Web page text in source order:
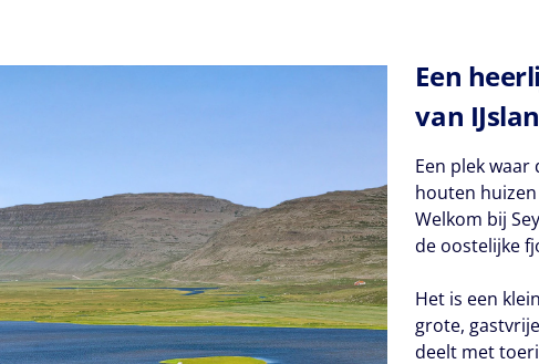
Een
van
Een plek waar
houten
Welkom bij
de oostelijke
Het is een
grote,
deelt met